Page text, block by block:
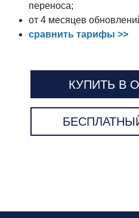
переноса;
от 4 месяцев
сравнить тарифы >>
КУПИТЬ В